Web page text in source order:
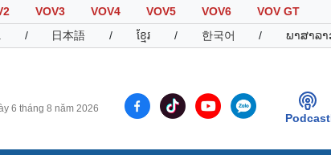
VOV3 VOV4 VOV5 VOV6
VOV GT
/ 日本語 / ខ្មែរ / 한국어 / ພາສາລາ
6 tháng 8 năm 2026
Podcast